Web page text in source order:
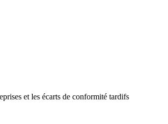
et les écarts de conformité tardifs